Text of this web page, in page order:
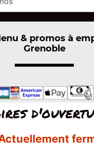
& promos à
Grenoble